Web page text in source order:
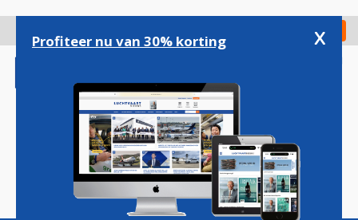
gaan
Check in
Magazine Podcasts Vacatures
Profiteer nu van 30% korting x